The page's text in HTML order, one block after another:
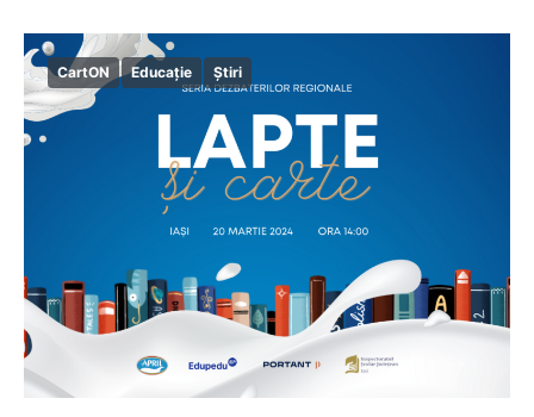
CartON Educație Știri